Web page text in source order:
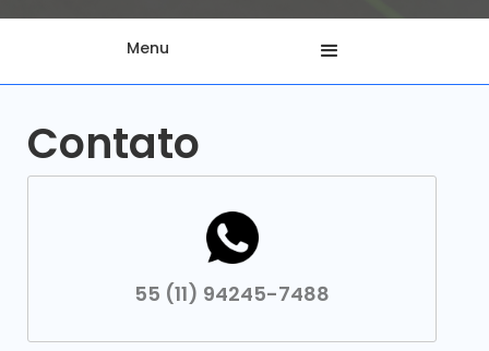
Menu
Contato
55 (11) 94245-7488